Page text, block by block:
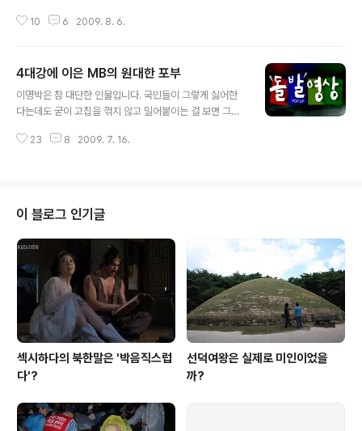
덕여왕은 재미뿐만 아니라 고대사회에 대한 호기심도 함께 자극해서 역사공부
아주 엉뚱한 댓글이 달리기도 한다. 그 중에 하나가 "이명박이 성골"이라는 주장
이었다. 선덕여왕이 공전의 인기를 끌자 박근혜 지지모임(박사모)에서 박근혜를
선덕여왕에 비유하는 해프닝을 보여주기는 했어도 이건 아주 의외다. 박근혜를
10 6 2009. 8. 6.
4대강에 이은 MB의 원대한 포부
이명박은 참 대단한 인물입니다. 국민들이 그렇게 싫어한
다는데도 굳이 고집을 꺾지 않고 밀어붙이는 걸 보면 그는
르는 사람이 없습니다. 아무리 4대강 살리기로 이름을 바
잘못되었는지 한번쯤은 생각해보는 게 정상입니다. 그런데
그는 절대 그렇게 하지 않습니다. 왜 그럴까요? 혹시 그는
보통 사람이 아니라 불도저이기 때문에 그런 것인지도 모
르겠습니다. 불도저에겐 사람의 마음이 있을 리 없으니까
요. 오늘 돌발영상이란 걸 보았습니다. YTN 뉴스가 만든
영상인데요, 주인공은 이명박입니다. 역시 ..
23 8 2009. 7. 16.
이 블로그 인기글
섹시하다의 북한말은 '박음직스럽
다'?
선덕여왕은 실제로 미인이었을
까?